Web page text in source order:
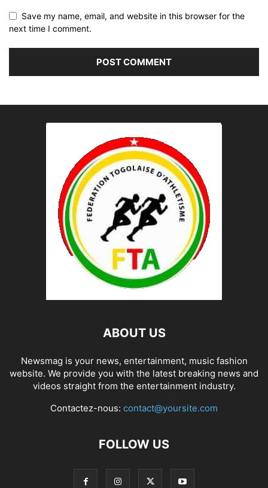
Save my name, email, and website in this browser for the
next time I comment.
ABOUT US
Newsmag is your news, entertainment, music fashion
website. We provide you with the latest breaking news and
videos straight from the entertainment industry.
Contactez-nous: contact@yoursite.com
FOLLOW US